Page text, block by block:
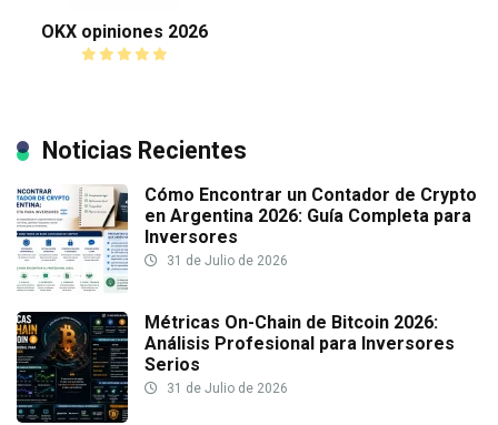
OKX opiniones 2026
Noticias Recientes
Cómo Encontrar un Contador de Crypto
en Argentina 2026: Guía Completa para
Inversores
31 de Julio de 2026
Métricas On-Chain de Bitcoin 2026:
Análisis Profesional para Inversores
Serios
31 de Julio de 2026